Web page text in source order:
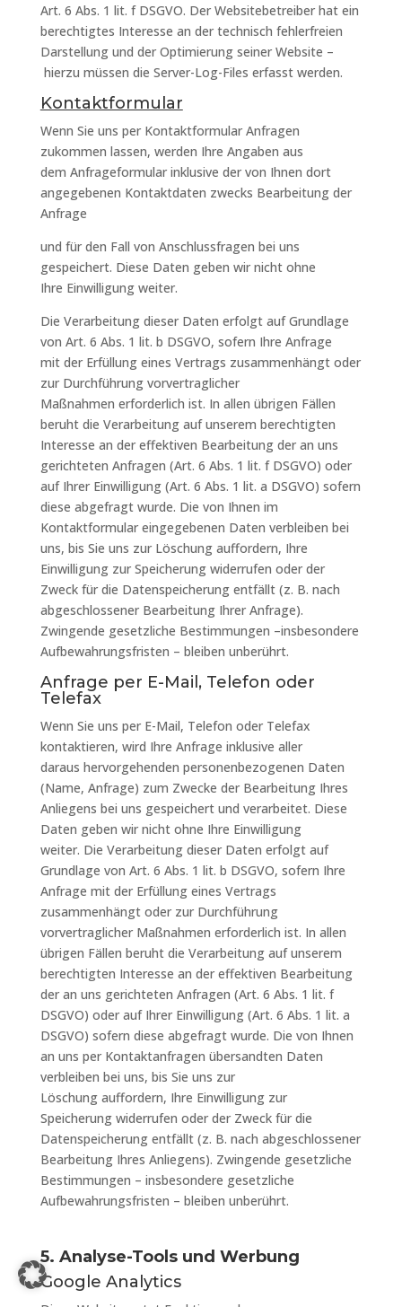
Art. 6 Abs. 1 lit. f DSGVO. Der Websitebetreiber hat ein
berechtigtes Interesse an der technisch fehlerfreien
Darstellung und der Optimierung seiner Website –
hierzu müssen die Server-Log-Files erfasst werden.
Kontaktformular
Wenn Sie uns per Kontaktformular Anfragen
zukommen lassen, werden Ihre Angaben aus
dem Anfrageformular inklusive der von Ihnen dort
angegebenen Kontaktdaten zwecks Bearbeitung der
Anfrage
und für den Fall von Anschlussfragen bei uns
gespeichert. Diese Daten geben wir nicht ohne
Ihre Einwilligung weiter.
Die Verarbeitung dieser Daten erfolgt auf Grundlage
von Art. 6 Abs. 1 lit. b DSGVO, sofern Ihre Anfrage
mit der Erfüllung eines Vertrags zusammenhängt oder
zur Durchführung vorvertraglicher
Maßnahmen erforderlich ist. In allen übrigen Fällen
beruht die Verarbeitung auf unserem berechtigten
Interesse an der effektiven Bearbeitung der an uns
gerichteten Anfragen (Art. 6 Abs. 1 lit. f DSGVO) oder
auf Ihrer Einwilligung (Art. 6 Abs. 1 lit. a DSGVO) sofern
diese abgefragt wurde. Die von Ihnen im
Kontaktformular eingegebenen Daten verbleiben bei
uns, bis Sie uns zur Löschung auffordern, Ihre
Einwilligung zur Speicherung widerrufen oder der
Zweck für die Datenspeicherung entfällt (z. B. nach
abgeschlossener Bearbeitung Ihrer Anfrage).
Zwingende gesetzliche Bestimmungen –insbesondere
Aufbewahrungsfristen – bleiben unberührt.
Anfrage per E-Mail, Telefon oder
Telefax
Wenn Sie uns per E-Mail, Telefon oder Telefax
kontaktieren, wird Ihre Anfrage inklusive aller
daraus hervorgehenden personenbezogenen Daten
(Name, Anfrage) zum Zwecke der Bearbeitung Ihres
Anliegens bei uns gespeichert und verarbeitet. Diese
Daten geben wir nicht ohne Ihre Einwilligung
weiter. Die Verarbeitung dieser Daten erfolgt auf
Grundlage von Art. 6 Abs. 1 lit. b DSGVO, sofern Ihre
Anfrage mit der Erfüllung eines Vertrags
zusammenhängt oder zur Durchführung
vorvertraglicher Maßnahmen erforderlich ist. In allen
übrigen Fällen beruht die Verarbeitung auf unserem
berechtigten Interesse an der effektiven Bearbeitung
der an uns gerichteten Anfragen (Art. 6 Abs. 1 lit. f
DSGVO) oder auf Ihrer Einwilligung (Art. 6 Abs. 1 lit. a
DSGVO) sofern diese abgefragt wurde. Die von Ihnen
an uns per Kontaktanfragen übersandten Daten
verbleiben bei uns, bis Sie uns zur
Löschung auffordern, Ihre Einwilligung zur
Speicherung widerrufen oder der Zweck für die
Datenspeicherung entfällt (z. B. nach abgeschlossener
Bearbeitung Ihres Anliegens). Zwingende gesetzliche
Bestimmungen – insbesondere gesetzliche
Aufbewahrungsfristen – bleiben unberührt.
5. Analyse-Tools und Werbung
Google Analytics